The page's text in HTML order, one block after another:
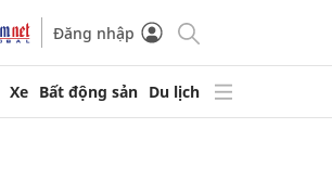
Đăng nhập
Xe Bất động sản Du lịch